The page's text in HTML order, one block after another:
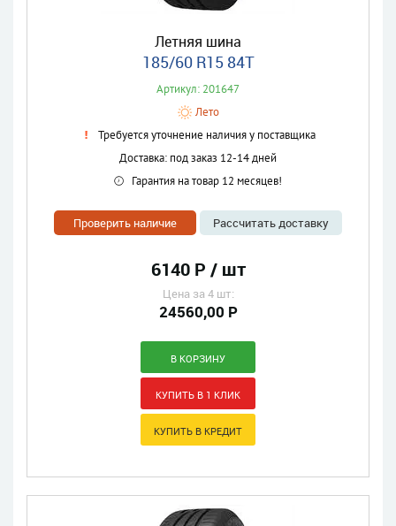
Летняя шина
185/60 R15 84T
Артикул: 201647
Лето
Требуется уточнение наличия у поставщика
Доставка: под заказ 12-14 дней
Гарантия на товар 12 месяцев!
Проверить наличие Рассчитать доставку
6140 Р / шт
Цена за 4 шт:
24560,00 Р